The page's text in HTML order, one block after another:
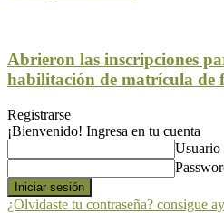
Abrieron las inscripciones
habilitación de matrícula de
Registrarse
¡Bienvenido! Ingresa en tu cuenta
Usuario
¿Olvidaste tu contraseña? consigue